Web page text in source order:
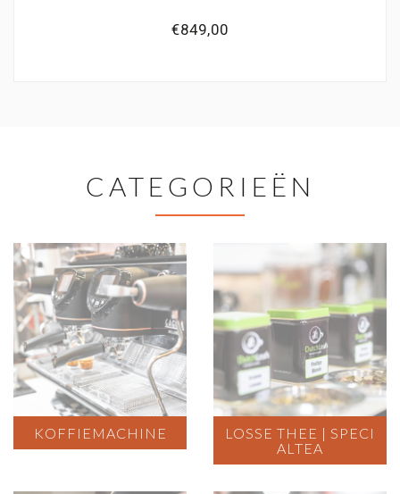
€849,00
CATEGORIEËN
KOFFIEMACHINE
LOSSE THEE | SPECI
ALTEA